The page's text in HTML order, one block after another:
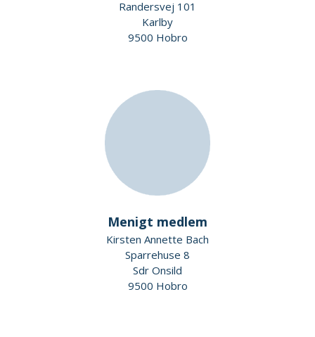
Randersvej 101
Karlby
9500 Hobro
Menigt medlem
Kirsten Annette Bach
Sparrehuse 8
Sdr Onsild
9500 Hobro